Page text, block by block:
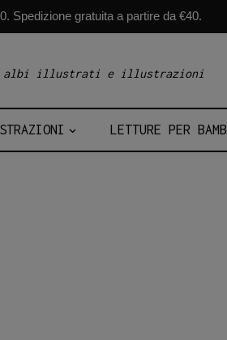
Spedizione gratuita a partire da €40.
– albi illustrati e illustrazioni
LETTURE PER